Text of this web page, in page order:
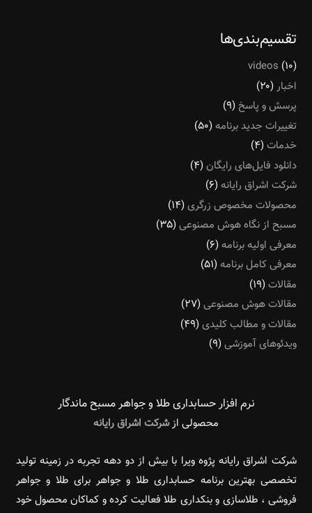
تقسیم‌بندی‌ها
videos (۱۰)
اخبار (۲۰)
پرسش و پاسخ (۹)
تغییرات جدید برنامه (۵۰)
خدمات(۴)
دانلود فایل‌های رایگان(۴)
شرکت اشراق رایانه (۶)
محصولات مخصوص زرگری(۱۴)
مسبح از نگاه هوش مصنوعی(۳۵)
معرفی اولیه برنامه (۶)
معرفی کامل برنامه (۵۱)
مقالات(۱۹)
مقالات هوش مصنوعی(۲۷)
مقالات و مطالب کلیدی(۴۹)
ویدئوهای آموزشی(۹)
نرم افزار حسابداری طلا و جواهر مسبح ماندگار‌
محصولی ازشرکت اشراق رایانه
شرکت اشراق رایانه پژوه ویرا با بیش از دو دهه تجربه در زمینه تولید
تخصصی بهترین برنامه حسابداری طلا و جواهر برای طلا و جواهر
فروشی ، طلاسازی و بنکداری طلا فعالیت کرده و کماکان محصول خود